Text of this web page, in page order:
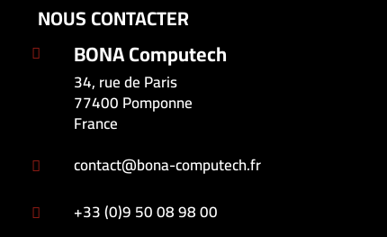
NOUS CONTACTER
 BONA Computech
34, rue de Paris
77400 Pomponne
France
 contact@bona-computech.fr
 +33 (0)9 50 08 98 00